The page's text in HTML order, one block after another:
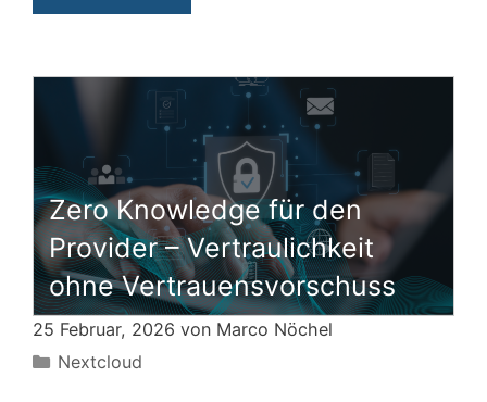
Zero Knowledge für den
Provider – Vertraulichkeit
ohne Vertrauensvorschuss
25 Februar, 2026 von Marco Nöchel
Kategorien
Nextcloud